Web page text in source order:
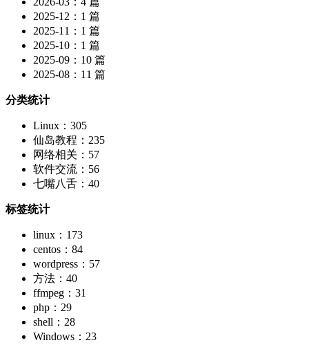
2025-12：1 篇
2025-11：1 篇
2025-10：1 篇
2025-09：10 篇
2025-08：11 篇
分类统计
Linux：305
仙岛教程：235
网络相关：57
软件交流：56
七嘴八舌：40
标签统计
linux：173
centos：84
wordpress：57
方法：40
ffmpeg：31
php：29
shell：28
Windows：23